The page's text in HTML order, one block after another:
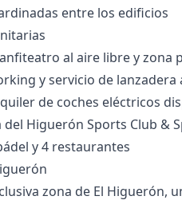
entre los edificios
al aire libre y zona
y servicio de lanzadera
de coches eléctricos
del Higuerón Sports Club &
y 4 restaurantes
zona de El Higuerón,